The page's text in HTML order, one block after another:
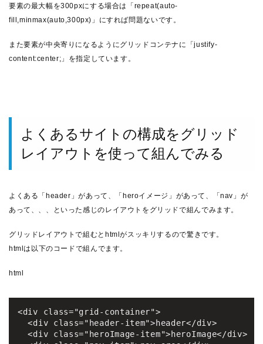
要素の最大幅を300pxにする場合は「repeat(auto-
fill,minmax(auto,300px)」にすれば問題ないです。
また要素が中央寄りになるようにグリッドコンテナに「justify-
content:center;」を指定しています。
よくあるサイトの構成をグリッド
レイアウトを使って組んでみる
よくある「header」があって、「heroイメージ」があって、「nav」が
あって、、、といった感じのレイアウトをグリッドで組んでみます。
グリッドレイアウトで組むとhtmlがスッキリするので驚きです。
htmlは以下のコードで組んでます。
html
<div class="grid-container">
  <div class="header-item">header</div>
  <div class="heroImage-item">heroImage</div>